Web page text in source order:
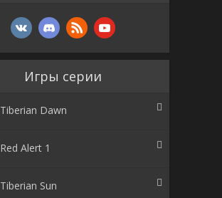
Игры серии
Tiberian Dawn
Red Alert 1
Tiberian Sun